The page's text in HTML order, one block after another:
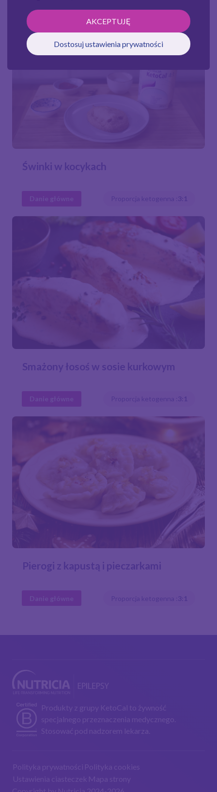
Pozostałe przepisy
Świnki w kocykach
Danie główne Proporcja ketogenna : 3:1
Smażony łosoś w sosie kurkowym
Danie główne Proporcja ketogenna : 3:1
Pierogi z kapustą i pieczarkami
Danie główne Proporcja ketogenna : 3:1
Produkty z grupy KetoCal to żywność
specjalnego przeznaczenia medycznego.
Stosować pod nadzorem lekarza.
Polityka prywatności Polityka cookies
Ustawienia ciasteczek Mapa strony
AKCEPTUJĘ
Dostosuj ustawienia prywatności